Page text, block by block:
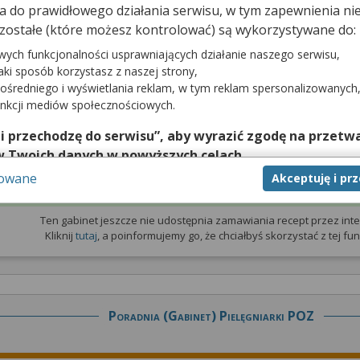
udostępnia
prywatnymi
Wizyta NFZ
Gabinet nie udostępnia terminarzaz
Ten gabinet jeszcze nie udostępnia zamawiania recept przez
Kliknijtutaj, a poinformujemy go, że chciałbyś skorzystać z tej
Poradnia (gabinet) Pielęgniarki POZ
do prawidłowego działania serwisu, w tym zapewnienia
(które możesz kontrolować) są wykorzystywane do:
funkcjonalności usprawniających działanie naszego serwisu,
sposób korzystasz z naszej strony,
i wyświetlania reklam, w tym reklam spersonalizowanych,
mediów społecznościowych.
przechodzę do serwisu”, aby wyrazić zgodę na
danych w powyższych celach.
zgody jest dobrowolne, a wyrażoną zgodę możesz w
na przetwarzanie Twoich danych tylko w niektórych
lub chcesz przeprowadzić konfigurację szczegółową, to
zaawansowanych”.
Akceptuję i